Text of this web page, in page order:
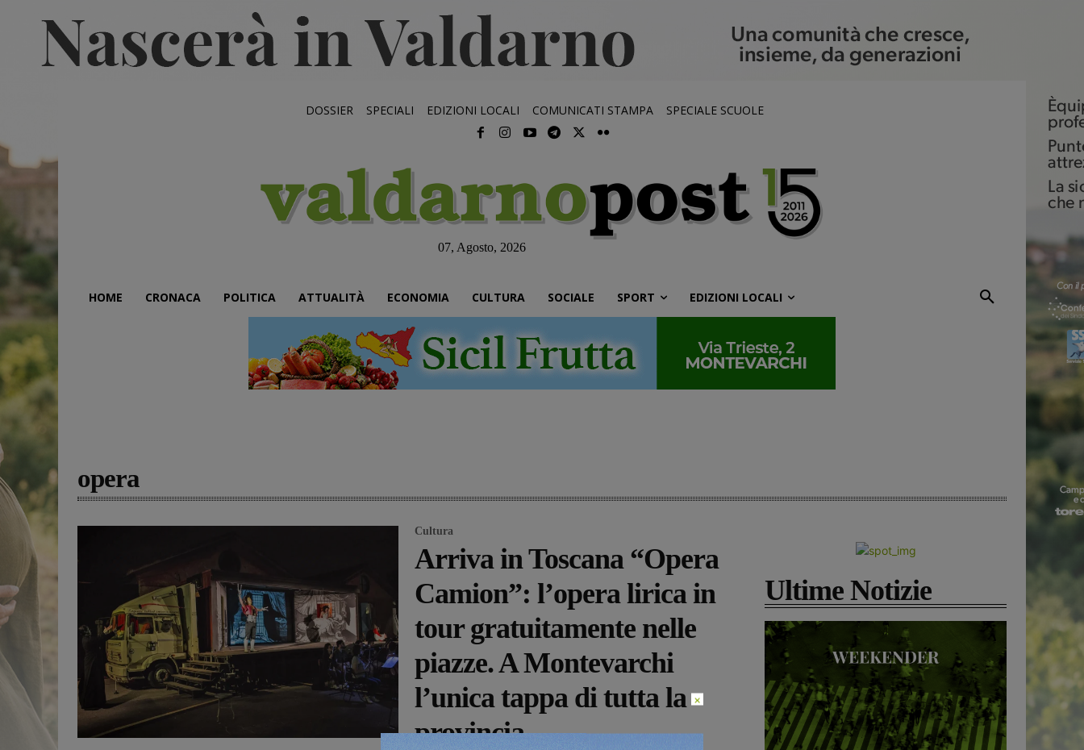
DOSSIER SPECIALI EDIZIONI LOCALI COMUNICATI STAMPA SPECIALE SCUOLE
07, Agosto, 2026
HOME CRONACA POLITICA ATTUALITÀ ECONOMIA CULTURA SOCIALE SPORT EDIZIONI LOCALI
opera
Cultura
Arriva in Toscana “Opera
Camion”: l’opera lirica in
tour gratuitamente nelle
piazze. A Montevarchi
l’unica tappa di tutta la
provincia
Ultime Notizie
×